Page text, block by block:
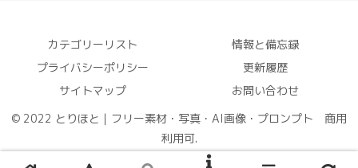
カテゴリーリスト
情報と備忘録
プライバシーポリシー
更新履歴
サイトマップ
お問い合わせ
© 2022 とりほと｜フリー素材・写真・AI画像・プロンプト 商用
利用可.